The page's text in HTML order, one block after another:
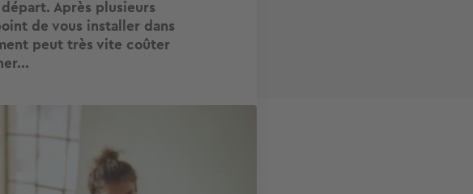
Après plusieurs
de vous installer dans
peut très vite coûter